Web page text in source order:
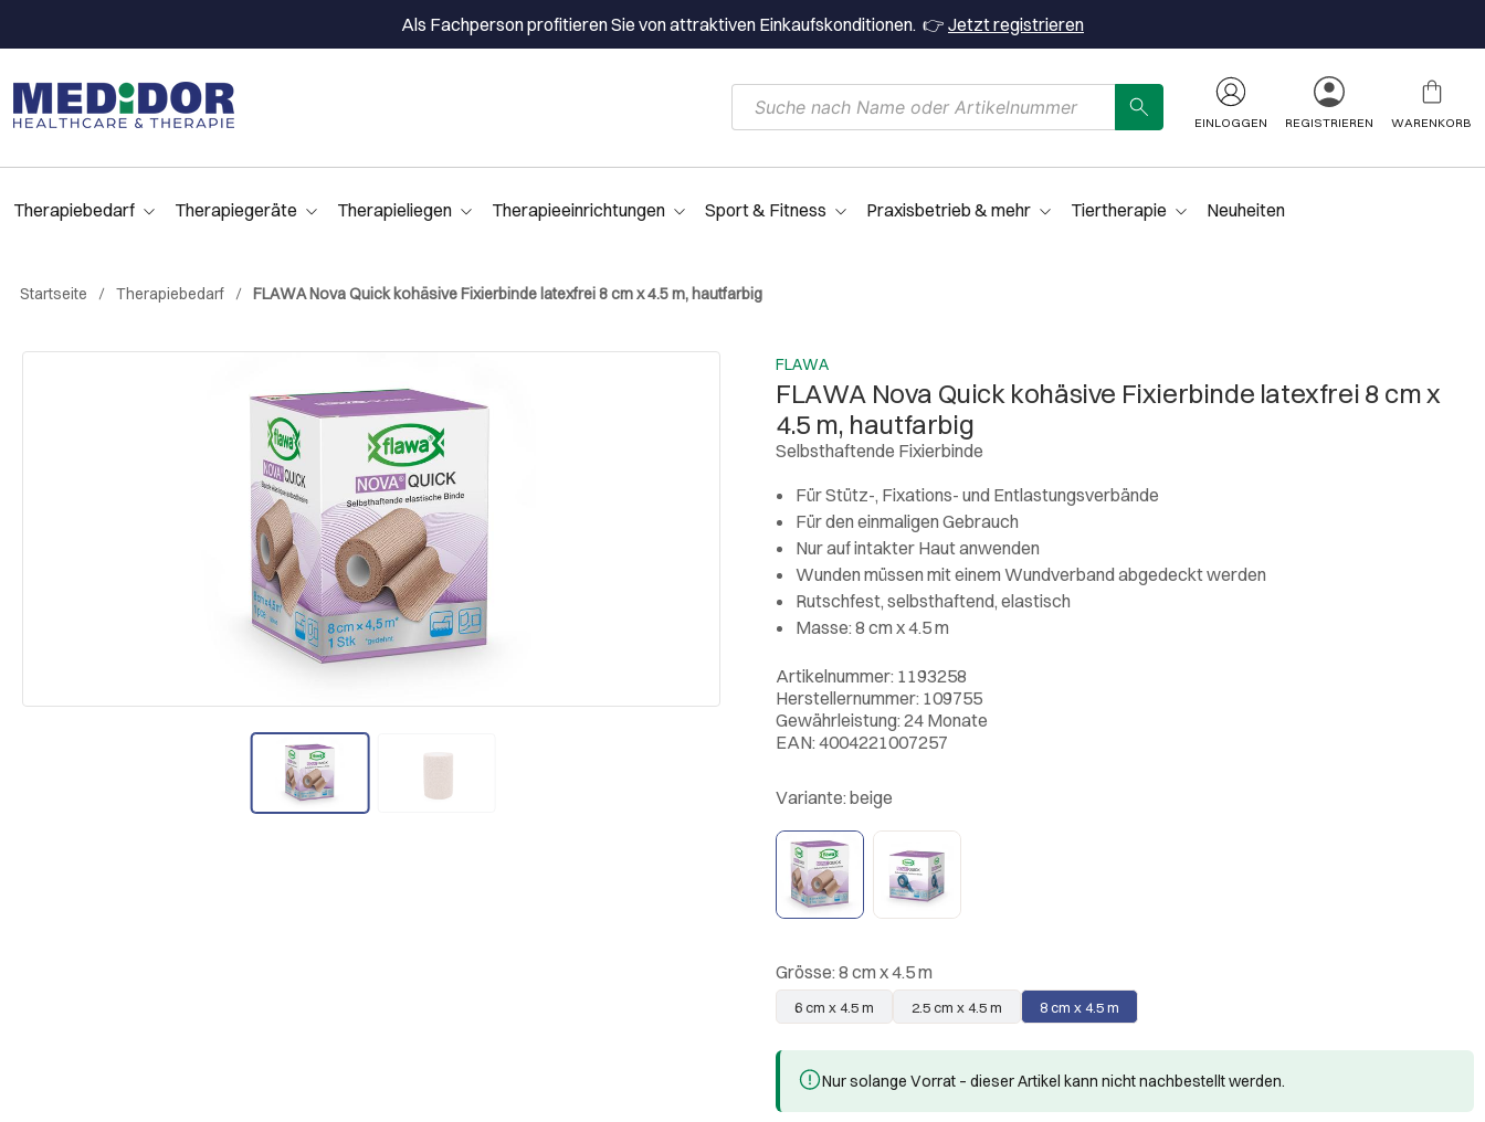
Als Fachperson profitieren Sie von attraktiven Einkaufskonditionen. 👉 Jetzt registrieren
EINLOGGEN REGISTRIEREN WARENKORB
Therapiebedarf Therapiegeräte Therapieliegen Therapieeinrichtungen Sport & Fitness Praxisbetrieb & mehr Tiertherapie Neuheiten
Startseite Therapiebedarf FLAWA Nova Quick kohäsive Fixierbinde latexfrei 8 cm x 4.5 m, hautfarbig
FLAWA
FLAWA Nova Quick kohäsive Fixierbinde latexfrei 8 cm x
4.5 m, hautfarbig
Selbsthaftende Fixierbinde
Für Stütz-, Fixations- und Entlastungsverbände
Für den einmaligen Gebrauch
Nur auf intakter Haut anwenden
Wunden müssen mit einem Wundverband abgedeckt werden
Rutschfest, selbsthaftend, elastisch
Masse: 8 cm x 4.5 m
Artikelnummer: 1193258
Herstellernummer: 109755
Gewährleistung: 24 Monate
EAN: 4004221007257
Variante: beige
Grösse: 8 cm x 4.5 m
6 cm x 4.5 m 2.5 cm x 4.5 m 8 cm x 4.5 m
Nur solange Vorrat – dieser Artikel kann nicht nachbestellt werden.